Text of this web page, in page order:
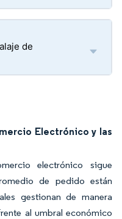
de
Electrónico y las
electrónico sigue
de pedido están
gestionan de manera
al umbral económico